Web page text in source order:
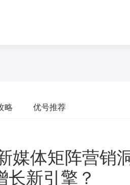
略 优号推荐
媒体矩阵营销
长新引擎？